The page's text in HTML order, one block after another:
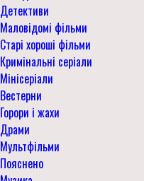
Детективи
Маловідомі фільми
Старі хороші фільми
Кримінальні серіали
Мінісеріали
Вестерни
Горори і жахи
Драми
Мультфільми
Пояснено